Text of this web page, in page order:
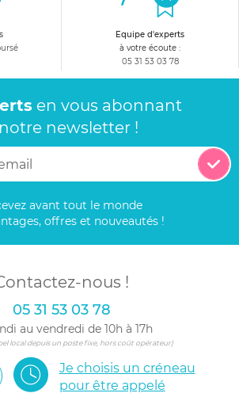
Equipe d'experts
à votre écoute :
05 31 53 03 78
en vous abonnant
newsletter !
avant tout le monde
offres et nouveautés !
nous !
05 31 53 03 78
au vendredi de 10h à 17h
local depuis un poste fixe, hors coût opérateur)
Je choisis un créneau
pour être appelé